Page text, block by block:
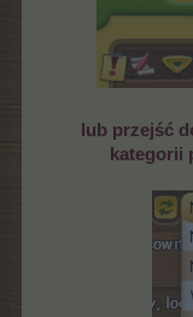
lub przejść
kategorii